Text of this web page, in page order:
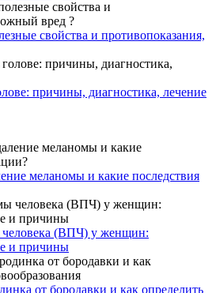
свойства и противопоказания,
причины, диагностика, лечение
меланомы и какие последствия
(ВПЧ) у женщин:
и причины
от бородавки и как определить